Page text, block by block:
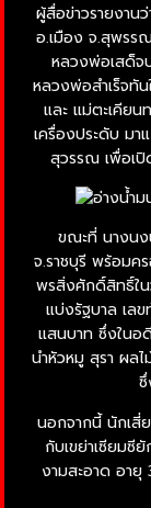
ผู้สื่อข่าวรายงาน
อ.เมือง จ.สุพรร
หลวงพ่อเสด็จ
หลวงพ่อสำเร็จทั
และ แม่ตะเคีย
เครื่องประดับ ม
สุวรรณ เพื่อเปิ
ขณะที่ นางนง
จ.ราชบุรี พร้อมค
พรสิ่งศักดิ์สิทธิ์ใน
แบ่งรัฐบาล เล
แสนบาท ซึ่งในอ
นำหัวหมู สุรา ผล
นอกจากนี้ นักเสี่
กับเขย่าเซียมซี
งามสะอาด อา